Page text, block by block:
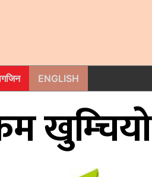
ENGLISH
खुम्चियो